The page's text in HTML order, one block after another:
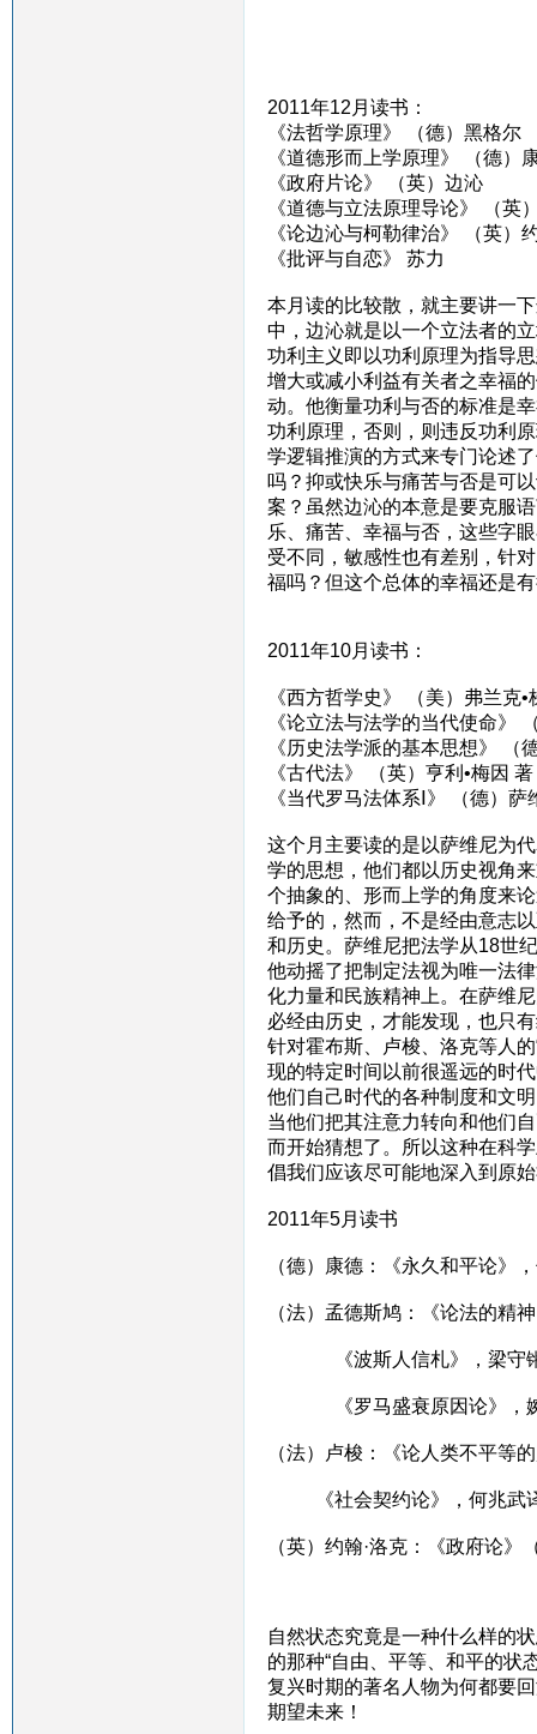
2011年12月读书：
《法哲学原理》 （德）黑格尔
《道德形而上学原理》 （德）
《政府片论》 （英）边沁
《道德与立法原理导论》 （英
《论边沁与柯勒律治》 （英）
《批评与自恋》 苏力
本月读的比较散，就主要讲一
中，边沁就是以一个立法者的
功利主义即以功利原理为指导
增大或减小利益有关者之幸福
动。他衡量功利与否的标准是
功利原理，否则，则违反功利
学逻辑推演的方式来专门论述
吗？抑或快乐与痛苦与否是可
案？虽然边沁的本意是要克服
乐、痛苦、幸福与否，这些字
受不同，敏感性也有差别，针
福吗？但这个总体的幸福还是
2011年10月读书：
《西方哲学史》 （美）弗兰克•
《论立法与法学的当代使命》
《历史法学派的基本思想》 （
《古代法》 （英）亨利•梅因 著
《当代罗马法体系Ⅰ》 （德）萨
这个月主要读的是以萨维尼为
学的思想，他们都以历史视角
个抽象的、形而上学的角度来
给予的，然而，不是经由意志
和历史。萨维尼把法学从18世
他动摇了把制定法视为唯一法
化力量和民族精神上。在萨维
必经由历史，才能发现，也只
针对霍布斯、卢梭、洛克等人
现的特定时间以前很遥远的时
他们自己时代的各种制度和文
当他们把其注意力转向和他们
而开始猜想了。所以这种在科
倡我们应该尽可能地深入到原
2011年5月读书
（德）康德：《永久和平论》
（法）孟德斯鸠：《论法的精
《波斯人信札》，梁守
《罗马盛衰原因论》，
（法）卢梭：《论人类不平等
《社会契约论》，何兆武
（英）约翰·洛克：《政府论》
自然状态究竟是一种什么样的
的那种“自由、平等、和平的状
复兴时期的著名人物为何都要
期望未来！